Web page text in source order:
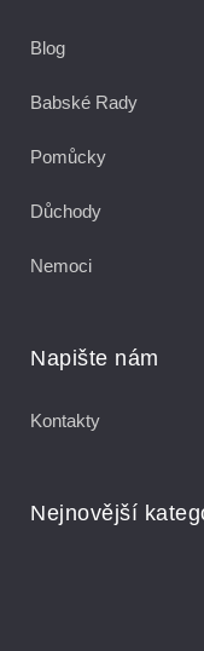
Blog
Babské Rady
Pomůcky
Důchody
Nemoci
Napište nám
Kontakty
Nejnovější